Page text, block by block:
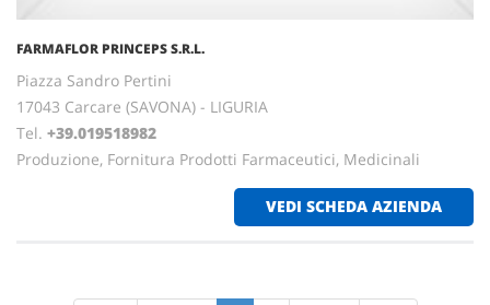
FARMAFLOR PRINCEPS S.R.L.
Piazza Sandro Pertini
17043 Carcare (SAVONA) - LIGURIA
Tel. +39.019518982
Produzione, Fornitura Prodotti Farmaceutici, Medicinali
VEDI SCHEDA AZIENDA